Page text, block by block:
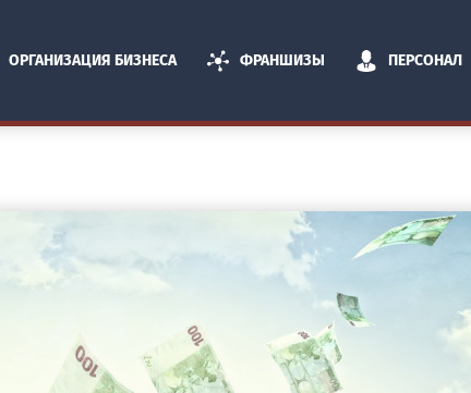
ОРГАНИЗАЦИЯ БИЗНЕСА ФРАНШИЗЫ ПЕРСОНАЛ